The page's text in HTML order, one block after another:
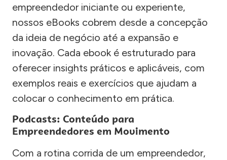
empreendedor iniciante ou experiente,
nossos eBooks cobrem desde a concepção
da ideia de negócio até a expansão e
inovação. Cada ebook é estruturado para
oferecer insights práticos e aplicáveis, com
exemplos reais e exercícios que ajudam a
colocar o conhecimento em prática.
Podcasts: Conteúdo para
Empreendedores em Movimento
Com a rotina corrida de um empreendedor,